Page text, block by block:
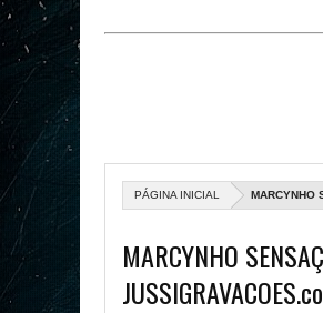
PÁGINA INICIAL MARCYNHO
MARCYNHO